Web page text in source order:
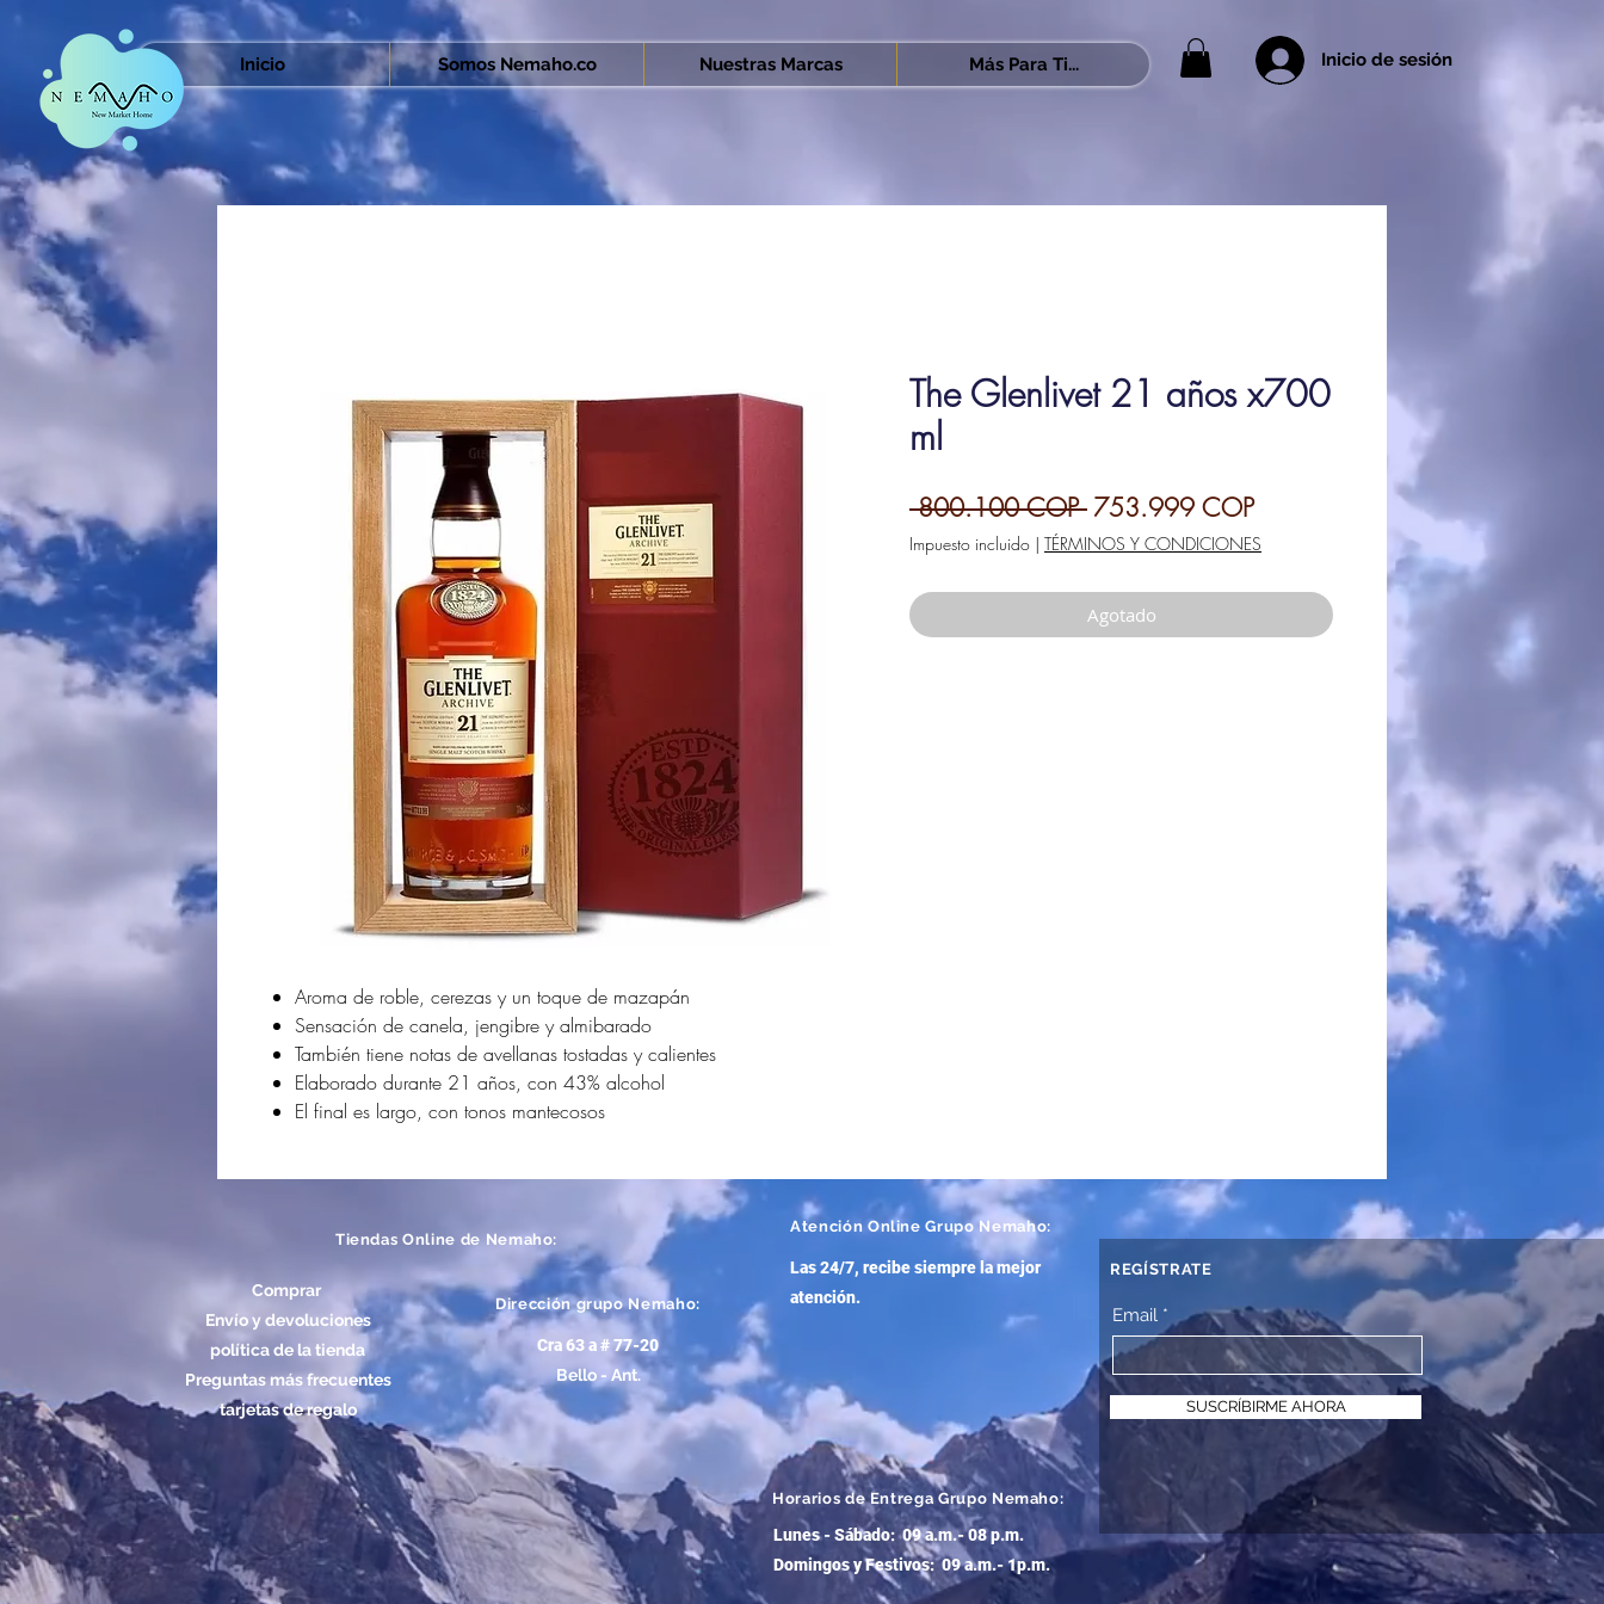
Inicio Somos Nemaho.co Nuestras Marcas Más Para Ti... Inicio de sesión
Aroma de roble, cerezas y un toque de mazapán
Sensación de canela, jengibre y almibarado
También tiene notas de avellanas tostadas y calientes
Elaborado durante 21 años, con 43% alcohol
El final es largo, con tonos mantecosos
The Glenlivet 21 años x700
ml
800.100 COP Precio
753.999 COPPrecio
de
Impuesto incluido | TÉRMINOS Y CONDICIONES
Agotado
Tiendas Online de Nemaho:
Comprar
Envío y devoluciones
política de la tienda
Preguntas más frecuentes
tarjetas de regalo
Dirección grupo Nemaho:
Cra 63 a # 77-20
Bello - Ant.
Atención Online Grupo Nemaho:
Las 24/7, recibe siempre la mejor
atención.
Horarios de Entrega Grupo Nemaho:
Lunes - Sábado: 09 a.m.- 08 p.m.
Domingos y Festivos: 09 a.m.- 1p.m.
REGÍSTRATE
Email
SUSCRÍBIRME AHORA